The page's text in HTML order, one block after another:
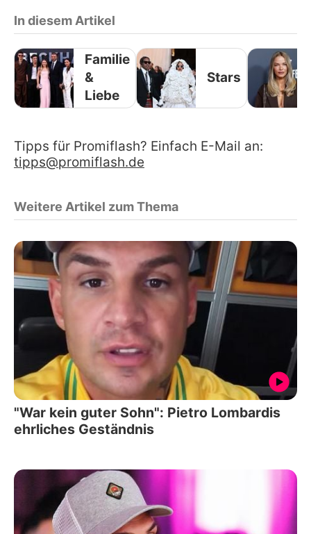
In diesem Artikel
Familie
&
Liebe
Stars
Tipps für Promiflash? Einfach E-Mail an:
tipps@promiflash.de
Weitere Artikel zum Thema
"War kein guter Sohn": Pietro Lombardis
ehrliches Geständnis